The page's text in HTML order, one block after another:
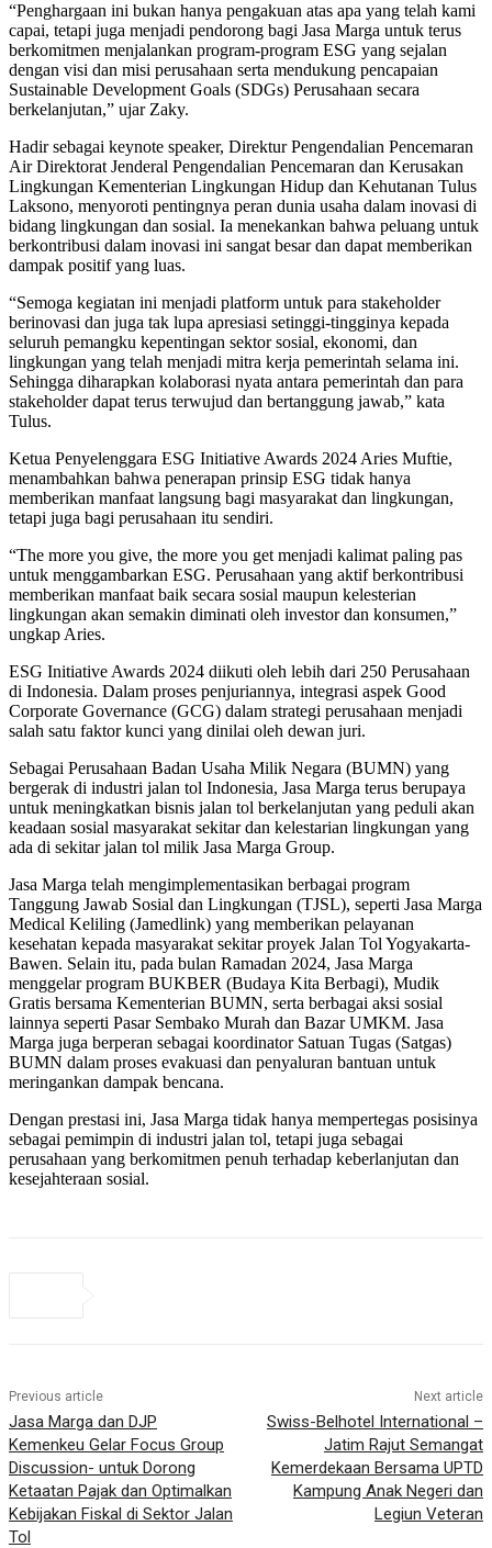
“Penghargaan ini bukan hanya pengakuan atas apa yang telah kami
capai, tetapi juga menjadi pendorong bagi Jasa Marga untuk terus
berkomitmen menjalankan program-program ESG yang sejalan
dengan visi dan misi perusahaan serta mendukung pencapaian
Sustainable Development Goals (SDGs) Perusahaan secara
berkelanjutan,” ujar Zaky.
Hadir sebagai keynote speaker, Direktur Pengendalian Pencemaran
Air Direktorat Jenderal Pengendalian Pencemaran dan Kerusakan
Lingkungan Kementerian Lingkungan Hidup dan Kehutanan Tulus
Laksono, menyoroti pentingnya peran dunia usaha dalam inovasi di
bidang lingkungan dan sosial. Ia menekankan bahwa peluang untuk
berkontribusi dalam inovasi ini sangat besar dan dapat memberikan
dampak positif yang luas.
“Semoga kegiatan ini menjadi platform untuk para stakeholder
berinovasi dan juga tak lupa apresiasi setinggi-tingginya kepada
seluruh pemangku kepentingan sektor sosial, ekonomi, dan
lingkungan yang telah menjadi mitra kerja pemerintah selama ini.
Sehingga diharapkan kolaborasi nyata antara pemerintah dan para
stakeholder dapat terus terwujud dan bertanggung jawab,” kata
Tulus.
Ketua Penyelenggara ESG Initiative Awards 2024 Aries Muftie,
menambahkan bahwa penerapan prinsip ESG tidak hanya
memberikan manfaat langsung bagi masyarakat dan lingkungan,
tetapi juga bagi perusahaan itu sendiri.
“The more you give, the more you get menjadi kalimat paling pas
untuk menggambarkan ESG. Perusahaan yang aktif berkontribusi
memberikan manfaat baik secara sosial maupun kelesterian
lingkungan akan semakin diminati oleh investor dan konsumen,”
ungkap Aries.
ESG Initiative Awards 2024 diikuti oleh lebih dari 250 Perusahaan
di Indonesia. Dalam proses penjuriannya, integrasi aspek Good
Corporate Governance (GCG) dalam strategi perusahaan menjadi
salah satu faktor kunci yang dinilai oleh dewan juri.
Sebagai Perusahaan Badan Usaha Milik Negara (BUMN) yang
bergerak di industri jalan tol Indonesia, Jasa Marga terus berupaya
untuk meningkatkan bisnis jalan tol berkelanjutan yang peduli akan
keadaan sosial masyarakat sekitar dan kelestarian lingkungan yang
ada di sekitar jalan tol milik Jasa Marga Group.
Jasa Marga telah mengimplementasikan berbagai program
Tanggung Jawab Sosial dan Lingkungan (TJSL), seperti Jasa Marga
Medical Keliling (Jamedlink) yang memberikan pelayanan
kesehatan kepada masyarakat sekitar proyek Jalan Tol Yogyakarta-
Bawen. Selain itu, pada bulan Ramadan 2024, Jasa Marga
menggelar program BUKBER (Budaya Kita Berbagi), Mudik
Gratis bersama Kementerian BUMN, serta berbagai aksi sosial
lainnya seperti Pasar Sembako Murah dan Bazar UMKM. Jasa
Marga juga berperan sebagai koordinator Satuan Tugas (Satgas)
BUMN dalam proses evakuasi dan penyaluran bantuan untuk
meringankan dampak bencana.
Dengan prestasi ini, Jasa Marga tidak hanya mempertegas posisinya
sebagai pemimpin di industri jalan tol, tetapi juga sebagai
perusahaan yang berkomitmen penuh terhadap keberlanjutan dan
kesejahteraan sosial.
Previous article
Jasa Marga dan DJP
Kemenkeu Gelar Focus Group
Discussion- untuk Dorong
Ketaatan Pajak dan Optimalkan
Kebijakan Fiskal di Sektor Jalan
Tol
Next article
Swiss-Belhotel International –
Jatim Rajut Semangat
Kemerdekaan Bersama UPTD
Kampung Anak Negeri dan
Legiun Veteran